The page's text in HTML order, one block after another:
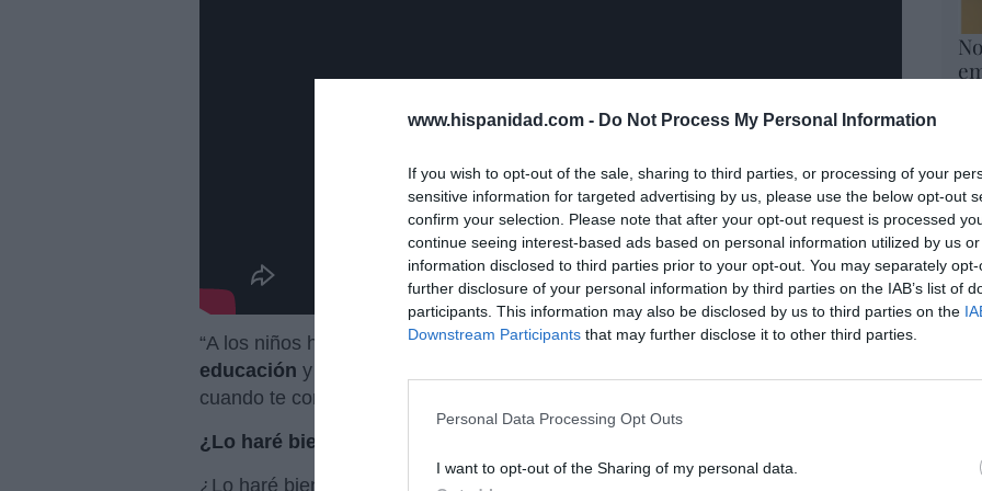
www.hispanidad.com - Do Not Process My Personal Information
If you wish to opt-out of the sale, sharing to third parties, or processing of your
sensitive information for targeted advertising by us, please use the below opt-out
confirm your selection. Please note that after your opt-out request is processed
continue seeing interest-based ads based on personal information utilized by us
information disclosed to third parties prior to your opt-out. You may separately
further disclosure of your personal information by third parties on the IAB’s list of
participants. This information may also be disclosed by us to third parties on the
Downstream Participants that may further disclose it to other third parties.
Personal Data Processing Opt Outs
I want to opt-out of the Sharing of my personal data.
“A los niños hay que explicarles las cosas”, dice porqueforma parte de la
educación y es precisamente la educación una de las mayores preocupaciones
cuando te conviertes en padre, en madre.
¿Lo haré bien?
¿Lo haré bien?, nos preguntamos y nos
al